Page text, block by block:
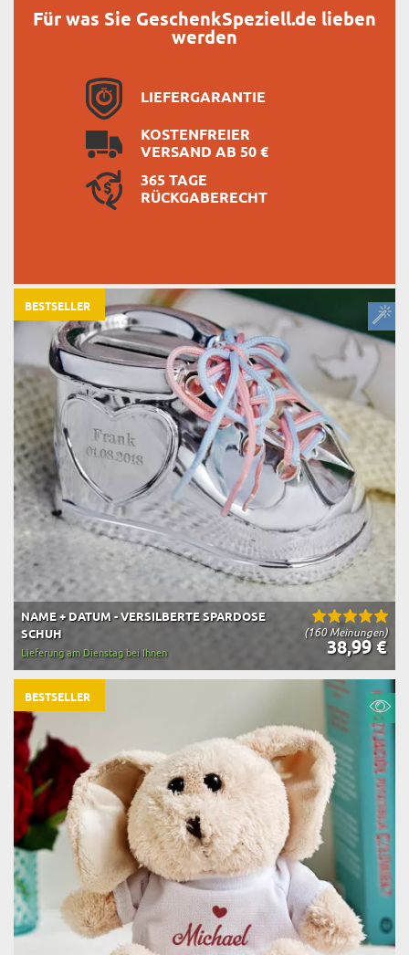
Für was Sie GeschenkSpeziell.de lieben
werden
LIEFERGARANTIE
KOSTENFREIER
VERSAND AB 50 €
365 TAGE
RÜCKGABERECHT
(160 Meinungen)
NAME + DATUM - VERSILBERTE SPARDOSE
SCHUH
38,99 €
Lieferung am Dienstag bei Ihnen
BESTSELLER
BESTSELLER